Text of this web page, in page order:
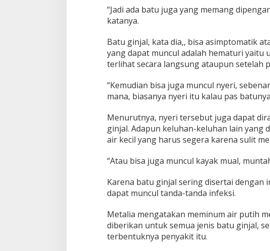
“Jadi ada batu juga yang memang
katanya.
Batu ginjal, kata dia,, bisa asimptomatik
yang dapat muncul adalah hematuri yaitu
terlihat secara langsung ataupun setelah
“Kemudian bisa juga muncul nyeri,
mana, biasanya nyeri itu kalau pas
Menurutnya, nyeri tersebut juga dapat
ginjal. Adapun keluhan-keluhan lain yang
air kecil yang harus segera karena sulit
“Atau bisa juga muncul kayak mual,
Karena batu ginjal sering disertai dengan
dapat muncul tanda-tanda infeksi.
Metalia mengatakan meminum air putih
diberikan untuk semua jenis batu ginjal,
terbentuknya penyakit itu.